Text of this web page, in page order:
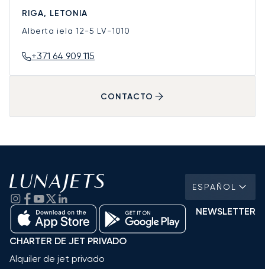
RIGA, LETONIA
Alberta iela 12-5 LV-1010
+371 64 909 115
CONTACTO
ESPAÑOL
NEWSLETTER
CHARTER DE JET PRIVADO
Alquiler de jet privado